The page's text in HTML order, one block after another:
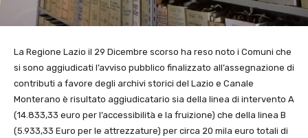
La Regione Lazio il 29 Dicembre scorso ha reso noto i Comuni che
si sono aggiudicati l’avviso pubblico finalizzato all’assegnazione di
contributi a favore degli archivi storici del Lazio e Canale
Monterano è risultato aggiudicatario sia della linea di intervento A
(14.833,33 euro per l’accessibilità e la fruizione) che della linea B
(5.933,33 Euro per le attrezzature) per circa 20 mila euro totali di